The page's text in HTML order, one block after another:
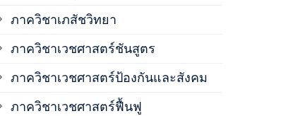
ภาควิชาเภสัชวิทยา
ภาควิชาเวชศาสตร์ชันสูตร
ภาควิชาเวชศาสตร์ป้องกันและสังคม
ภาควิชาเวชศาสตร์ฟื้นฟู